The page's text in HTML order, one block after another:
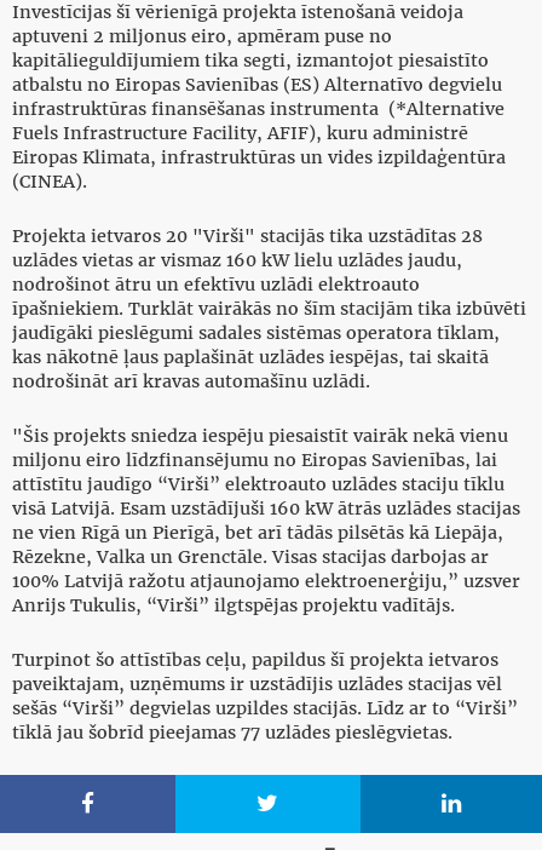
Investīcijas šī vērienīgā projekta īstenošanā veidoja
aptuveni 2 miljonus eiro, apmēram puse no
kapitālieguldījumiem tika segti, izmantojot piesaistīto
atbalstu no Eiropas Savienības (ES) Alternatīvo degvielu
infrastruktūras finansēšanas instrumenta (*Alternative
Fuels Infrastructure Facility, AFIF), kuru administrē
Eiropas Klimata, infrastruktūras un vides izpildaģentūra
(CINEA).
Projekta ietvaros 20 "Virši" stacijās tika uzstādītas 28
uzlādes vietas ar vismaz 160 kW lielu uzlādes jaudu,
nodrošinot ātru un efektīvu uzlādi elektroauto
īpašniekiem. Turklāt vairākās no šīm stacijām tika izbūvēti
jaudīgāki pieslēgumi sadales sistēmas operatora tīklam,
kas nākotnē ļaus paplašināt uzlādes iespējas, tai skaitā
nodrošināt arī kravas automašīnu uzlādi.
"Šis projekts sniedza iespēju piesaistīt vairāk nekā vienu
miljonu eiro līdzfinansējumu no Eiropas Savienības, lai
attīstītu jaudīgo “Virši” elektroauto uzlādes staciju tīklu
visā Latvijā. Esam uzstādījuši 160 kW ātrās uzlādes stacijas
ne vien Rīgā un Pierīgā, bet arī tādās pilsētās kā Liepāja,
Rēzekne, Valka un Grenctāle. Visas stacijas darbojas ar
100% Latvijā ražotu atjaunojamo elektroenerģiju,” uzsver
Anrijs Tukulis, “Virši” ilgtspējas projektu vadītājs.
Turpinot šo attīstības ceļu, papildus šī projekta ietvaros
paveiktajam, uzņēmums ir uzstādījis uzlādes stacijas vēl
sešās “Virši” degvielas uzpildes stacijās. Līdz ar to “Virši”
tīklā jau šobrīd pieejamas 77 uzlādes pieslēgvietas.
  